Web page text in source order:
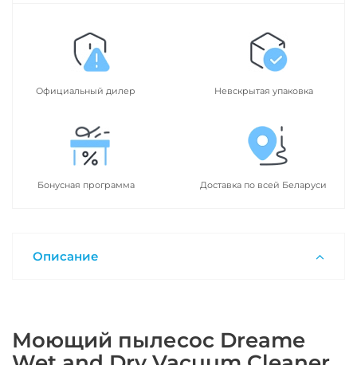
Официальный дилер Невскрытая упаковка
Бонусная программа Доставка по всей Беларуси
Описание
Моющий пылесос Dreame